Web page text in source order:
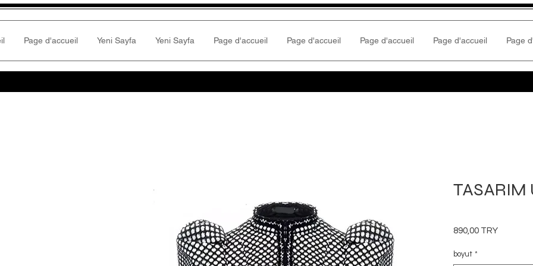
Page d'accueil Yeni Sayfa Yeni Sayfa Page d'accueil Page d'accueil Page d'accueil Page d'accueil Page
TASARIM
890,00 TRYPrix
boyut *